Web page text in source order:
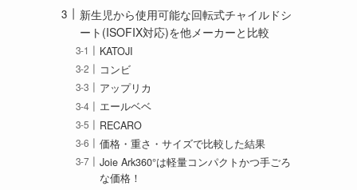
新生児から使用可能な回転式チャイルドシ
ート(ISOFIX対応)を他メーカーと比較
KATOJI
コンビ
アップリカ
エールベベ
RECARO
価格・重さ・サイズで比較した結果
Joie Ark360°は軽量コンパクトかつ手ごろ
な価格！